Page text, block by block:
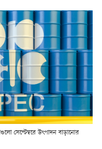
সেপ্টেম্বরে উৎপাদন বাড়ানোর